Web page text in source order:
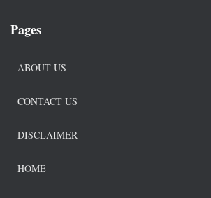
Pages
ABOUT US
CONTACT US
DISCLAIMER
HOME